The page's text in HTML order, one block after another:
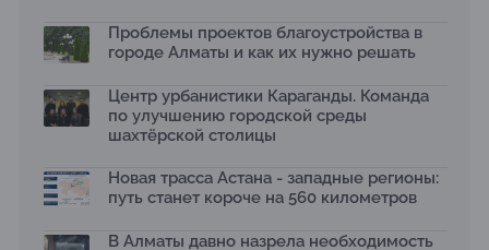
Проблемы проектов благоустройства в
городе Алматы и как их нужно решать
Центр урбанистики Караганды. Команда
по улучшению городской среды
шахтёрской столицы
Новая трасса Астана - западные регионы:
путь станет короче на 560 километров
В Алматы давно назрела необходимость